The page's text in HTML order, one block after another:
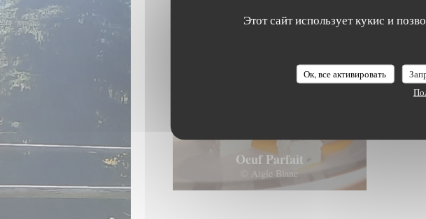
Этот сайт использует кукис и
Ок, все активировать
Oeuf Parfait
© Aigle Blanc